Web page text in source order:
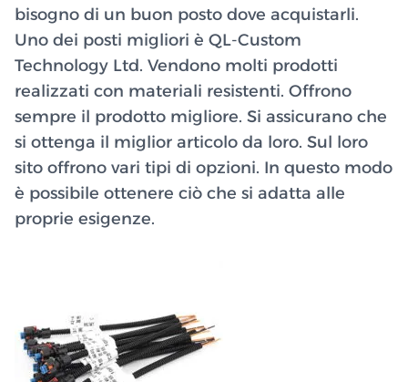
bisogno di un buon posto dove acquistarli.
Uno dei posti migliori è QL-Custom
Technology Ltd. Vendono molti prodotti
realizzati con materiali resistenti. Offrono
sempre il prodotto migliore. Si assicurano che
si ottenga il miglior articolo da loro. Sul loro
sito offrono vari tipi di opzioni. In questo modo
è possibile ottenere ciò che si adatta alle
proprie esigenze.